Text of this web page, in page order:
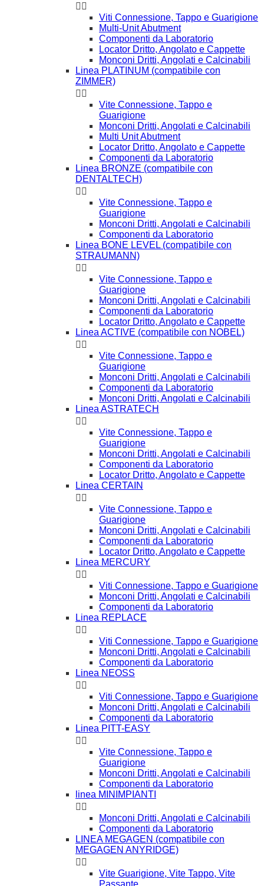
 
Viti Connessione, Tappo e Guarigione
Multi-Unit Abutment
Componenti da Laboratorio
Locator Dritto, Angolato e Cappette
Monconi Dritti, Angolati e Calcinabili
Linea PLATINUM (compatibile con
ZIMMER)
 
Vite Connessione, Tappo e
Guarigione
Monconi Dritti, Angolati e Calcinabili
Multi Unit Abutment
Locator Dritto, Angolato e Cappette
Componenti da Laboratorio
Linea BRONZE (compatibile con
DENTALTECH)
 
Vite Connessione, Tappo e
Guarigione
Monconi Dritti, Angolati e Calcinabili
Componenti da Laboratorio
Linea BONE LEVEL (compatibile con
STRAUMANN)
 
Vite Connessione, Tappo e
Guarigione
Monconi Dritti, Angolati e Calcinabili
Componenti da Laboratorio
Locator Dritto, Angolato e Cappette
Linea ACTIVE (compatibile con NOBEL)
 
Vite Connessione, Tappo e
Guarigione
Monconi Dritti, Angolati e Calcinabili
Componenti da Laboratorio
Monconi Dritti, Angolati e Calcinabili
Linea ASTRATECH
 
Vite Connessione, Tappo e
Guarigione
Monconi Dritti, Angolati e Calcinabili
Componenti da Laboratorio
Locator Dritto, Angolato e Cappette
Linea CERTAIN
 
Vite Connessione, Tappo e
Guarigione
Monconi Dritti, Angolati e Calcinabili
Componenti da Laboratorio
Locator Dritto, Angolato e Cappette
Linea MERCURY
 
Viti Connessione, Tappo e Guarigione
Monconi Dritti, Angolati e Calcinabili
Componenti da Laboratorio
Linea REPLACE
 
Viti Connessione, Tappo e Guarigione
Monconi Dritti, Angolati e Calcinabili
Componenti da Laboratorio
Linea NEOSS
 
Viti Connessione, Tappo e Guarigione
Monconi Dritti, Angolati e Calcinabili
Componenti da Laboratorio
Linea PITT-EASY
 
Vite Connessione, Tappo e
Guarigione
Monconi Dritti, Angolati e Calcinabili
Componenti da Laboratorio
linea MINIMPIANTI
 
Monconi Dritti, Angolati e Calcinabili
Componenti da Laboratorio
LINEA MEGAGEN (compatibile con
MEGAGEN ANYRIDGE)
 
Vite Guarigione, Vite Tappo, Vite
Passante